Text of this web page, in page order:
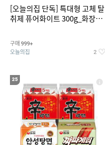
[오늘의집 단독] 특대형 고체 탈
취제 퓨어화이트 300g_화장실
구매 999+
오늘의집 2
25